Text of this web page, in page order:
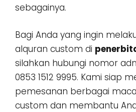
sebagainya.
Bagi Anda yang ingin
alquran custom di
silahkan hubungi nomor
0853 1512 9995. Kami siap
pemesanan berbagai
custom dan membantu